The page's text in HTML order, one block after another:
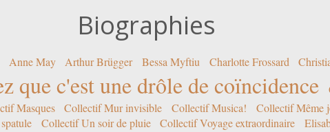
Biographies
Anne May Arthur Brügger Bessa Myftiu Charlotte Frossard
que c'est une drôle de coïncidence
Masques Collectif Mur invisible Collectif Musica! Collectif Même
Collectif Un soir de pluie Collectif Voyage extraordinaire